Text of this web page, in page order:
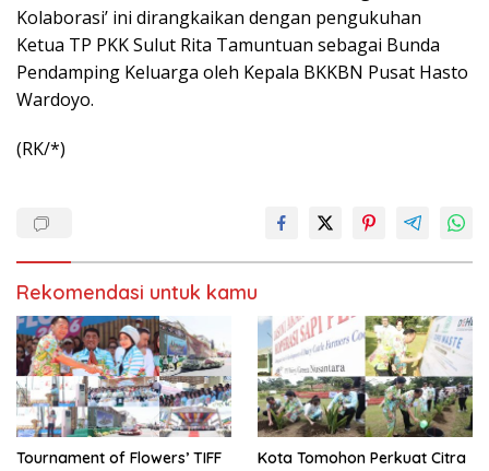
Kolaborasi’ ini dirangkaikan dengan pengukuhan
Ketua TP PKK Sulut Rita Tamuntuan sebagai Bunda
Pendamping Keluarga oleh Kepala BKKBN Pusat Hasto
Wardoyo.
(RK/*)
Rekomendasi untuk kamu
Tournament of Flowers’ TIFF
Kota Tomohon Perkuat Citra